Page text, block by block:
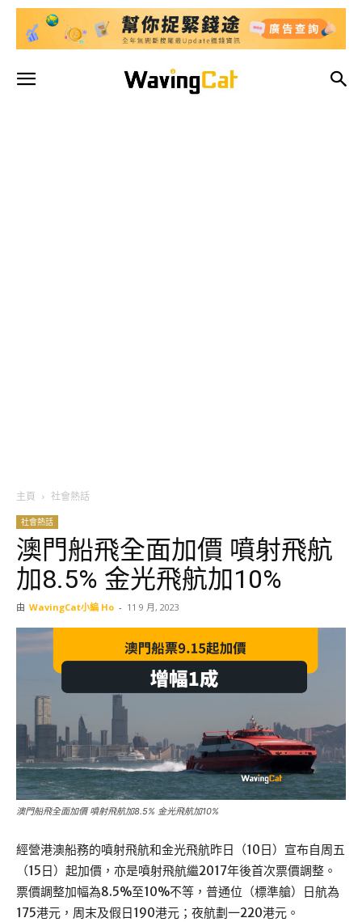
主頁 社會熱話
社會熱話
澳門船飛全面加價 噴射飛航
加8.5% 金光飛航加10%
由 WavingCat小編 Ho - 11 9 月, 2023
澳門船飛全面加價 噴射飛航加8.5% 金光飛航加10%
經營港澳船務的噴射飛航和金光飛航昨日（10日）宣布自周五
（15日）起加價，亦是噴射飛航繼2017年後首次票價調整。
票價調整加幅為8.5%至10%不等，普通位（標準艙）日航為
175港元，周末及假日190港元；夜航劃一220港元。